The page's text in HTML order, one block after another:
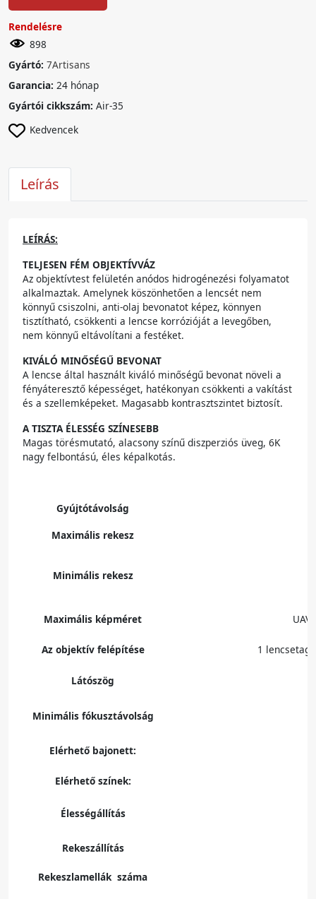
Rendelésre
898
Gyártó: 7Artisans
Garancia: 24 hónap
Gyártói cikkszám: Air-35
Kedvencek
Leírás
LEÍRÁS:
TELJESEN FÉM OBJEKTÍVVÁZ
Az objektívtest felületén anódos hidrogénezési folyamatot
alkalmaztak. Amelynek köszönhetően a lencsét nem
könnyű csiszolni, anti-olaj bevonatot képez, könnyen
tisztítható, csökkenti a lencse korrózióját a levegőben,
nem könnyű eltávolítani a festéket.
KIVÁLÓ MINŐSÉGŰ BEVONAT
A lencse által használt kiváló minőségű bevonat növeli a
fényáteresztő képességet, hatékonyan csökkenti a vakítást
és a szellemképeket. Magasabb kontrasztszintet biztosít.
A TISZTA ÉLESSÉG SZÍNESEBB
Magas törésmutató, alacsony színű diszperziós üveg, 6K
nagy felbontású, éles képalkotás.
Gyújtótávolság
Maximális rekesz
Minimális rekesz
Maximális képméret UAV
Az objektív felépítése 1 lencsetag
Látószög
Minimális fókusztávolság
Elérhető bajonett:
Elérhető színek:
Élességállítás
Rekeszállítás
Rekeszlamellák száma